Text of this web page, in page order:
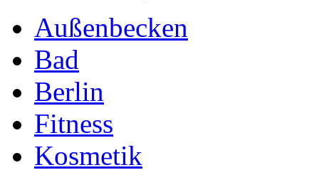
Außenbecken
Bad
Berlin
Fitness
Kosmetik